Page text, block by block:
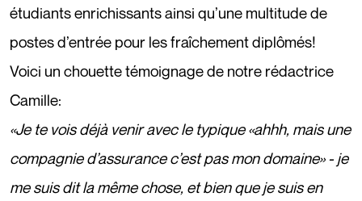
étudiants enrichissants ainsi qu’une multitude de
postes d’entrée pour les fraîchement diplômés!
Voici un chouette témoignage de notre rédactrice
Camille:
«Je te vois déjà venir avec le typique «ahhh, mais une
compagnie d’assurance c’est pas mon domaine» - je
me suis dit la même chose, et bien que je suis en